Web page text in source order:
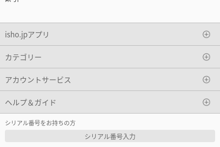
isho.jpアプリ
カテゴリー
アカウントサービス
ヘルプ＆ガイド
シリアル番号をお持ちの方
シリアル番号入力